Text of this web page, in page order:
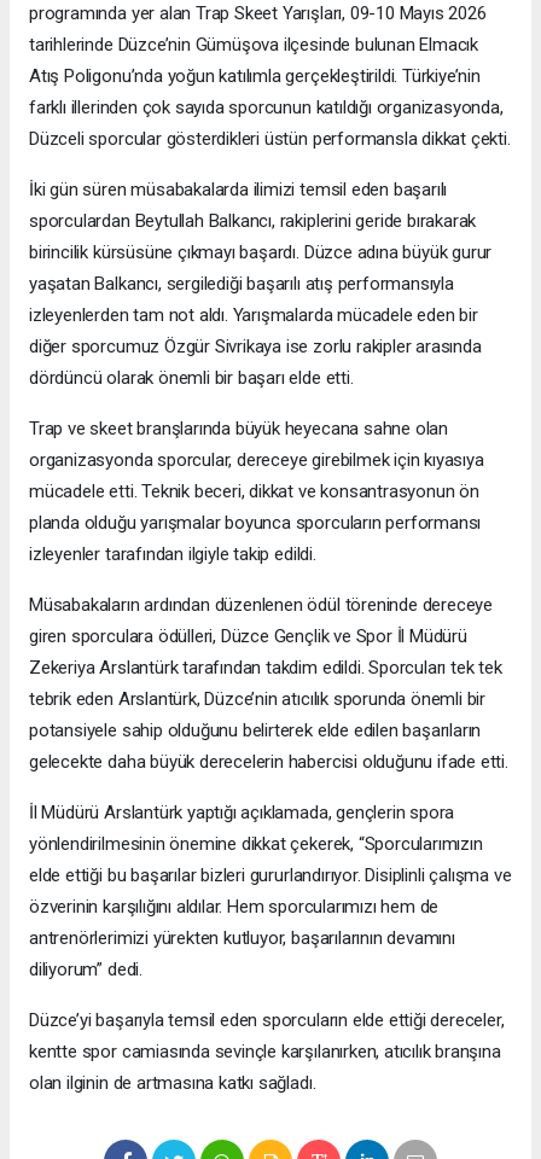
programında yer alan Trap Skeet Yarışları, 09-10 Mayıs 2026
tarihlerinde Düzce’nin Gümüşova ilçesinde bulunan Elmacık
Atış Poligonu’nda yoğun katılımla gerçekleştirildi. Türkiye’nin
farklı illerinden çok sayıda sporcunun katıldığı organizasyonda,
Düzceli sporcular gösterdikleri üstün performansla dikkat çekti.
İki gün süren müsabakalarda ilimizi temsil eden başarılı
sporculardan Beytullah Balkancı, rakiplerini geride bırakarak
birincilik kürsüsüne çıkmayı başardı. Düzce adına büyük gurur
yaşatan Balkancı, sergilediği başarılı atış performansıyla
izleyenlerden tam not aldı. Yarışmalarda mücadele eden bir
diğer sporcumuz Özgür Sivrikaya ise zorlu rakipler arasında
dördüncü olarak önemli bir başarı elde etti.
Trap ve skeet branşlarında büyük heyecana sahne olan
organizasyonda sporcular, dereceye girebilmek için kıyasıya
mücadele etti. Teknik beceri, dikkat ve konsantrasyonun ön
planda olduğu yarışmalar boyunca sporcuların performansı
izleyenler tarafından ilgiyle takip edildi.
Müsabakaların ardından düzenlenen ödül töreninde dereceye
giren sporculara ödülleri, Düzce Gençlik ve Spor İl Müdürü
Zekeriya Arslantürk tarafından takdim edildi. Sporcuları tek tek
tebrik eden Arslantürk, Düzce’nin atıcılık sporunda önemli bir
potansiyele sahip olduğunu belirterek elde edilen başarıların
gelecekte daha büyük derecelerin habercisi olduğunu ifade etti.
İl Müdürü Arslantürk yaptığı açıklamada, gençlerin spora
yönlendirilmesinin önemine dikkat çekerek, “Sporcularımızın
elde ettiği bu başarılar bizleri gururlandırıyor. Disiplinli çalışma ve
özverinin karşılığını aldılar. Hem sporcularımızı hem de
antrenörlerimizi yürekten kutluyor, başarılarının devamını
diliyorum” dedi.
Düzce’yi başarıyla temsil eden sporcuların elde ettiği dereceler,
kentte spor camiasında sevinçle karşılanırken, atıcılık branşına
olan ilginin de artmasına katkı sağladı.